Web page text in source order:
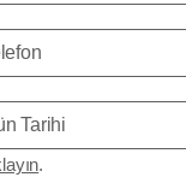
Tarihi
.